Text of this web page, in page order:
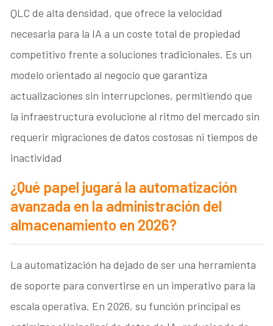
QLC de alta densidad, que ofrece la velocidad
necesaria para la IA a un coste total de propiedad
competitivo frente a soluciones tradicionales. Es un
modelo orientado al negocio que garantiza
actualizaciones sin interrupciones, permitiendo que
la infraestructura evolucione al ritmo del mercado sin
requerir migraciones de datos costosas ni tiempos de
inactividad
¿Qué papel jugará la automatización
avanzada en la administración del
almacenamiento en 2026?
La automatización ha dejado de ser una herramienta
de soporte para convertirse en un imperativo para la
escala operativa. En 2026, su función principal es